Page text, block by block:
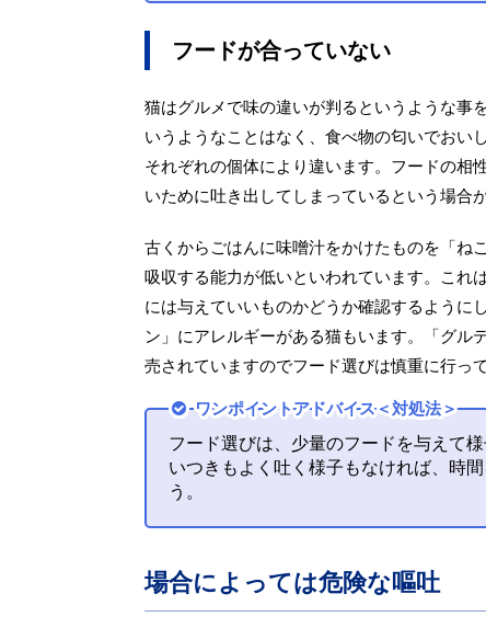
フードが合っていない
猫はグルメで味の違いが判るというような事
いうようなことはなく、食べ物の匂いでおい
それぞれの個体により違います。フードの相
いために吐き出してしまっているという場合
古くからごはんに味噌汁をかけたものを「ね
吸収する能力が低いといわれています。これ
には与えていいものかどうか確認するように
ン」にアレルギーがある猫もいます。「グル
売されていますのでフード選びは慎重に行っ
ワンポイントアドバイス＜対処法＞
フード選びは、少量のフードを与えて
いつきもよく吐く様子もなければ、時
う。
場合によっては危険な嘔吐